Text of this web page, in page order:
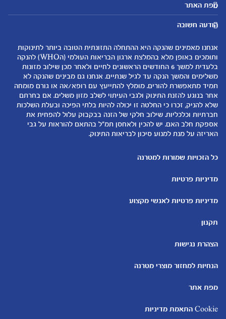
היועצות שלנו
שאלות נפוצות
אודות
لموقع متيرنا باللغة العربية
רכישת מוצרים
המוצרים שלנו
קופונים
מפת האתר
אבני דרך
לקראת הריון
0-6 חודשים
6-12 חודשים
12-24 חודשים
נושאים
שמות לתינוקות
התפתחות התינוק
תזונת תינוקות
טיפול בתינוק
הנקה
להיות הורים
מחשבון ביוץ
מחשבון שמות
מחשבון צבע עיניים
הודעה חשובה
אנחנו מאמינים שהנקה היא ההתחלה התזונתית הטובה ביותר לתינוקות
ותומכים באופן מלא בהמלצת ארגון הבריאות העולמי (הWHO) להנקה
בלעדית למשך 6 החודשים הראשונים לחיים ולאחר מכן שילוב מזונות
משלימים והמשך הנקה עד לגיל שנתיים. אנחנו גם מבינים שהנקה לא
תמיד מתאפשרת להורים. מומלץ להתייעץ עם רופא/אה או גורם מומחה
אחר בנוגע להזנת התינוק ולגבי העיתוי לשלב מזון משלים. אם בחרתם
שלא להניק, זכרו כי החלטה זו יכולה להיות בלתי הפיכה ובעלת השלכות
חברתיות וכלכליות. שילוב חלקי של הזנה בבקבוק עלול להפחית את
אספקת חלב האם. יש להכין ולאחסן תמ"ל בהתאם להוראות על גבי
האריזה על מנת למנוע סיכון לבריאות התינוק.
כל הזכויות שמורות למטרנה
מדיניות פרטיות
מדיניות פרטיות לאנשי מקצוע
תקנון
הצהרת נגישות
הנחיות למחזור מוצרי מטרנה
מפת אתר
Cookie התאמת מדיניות